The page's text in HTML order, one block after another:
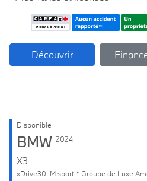
Découvrir
Disponible
BMW 2024
X3
xDrive30i M sport * Groupe de Luxe